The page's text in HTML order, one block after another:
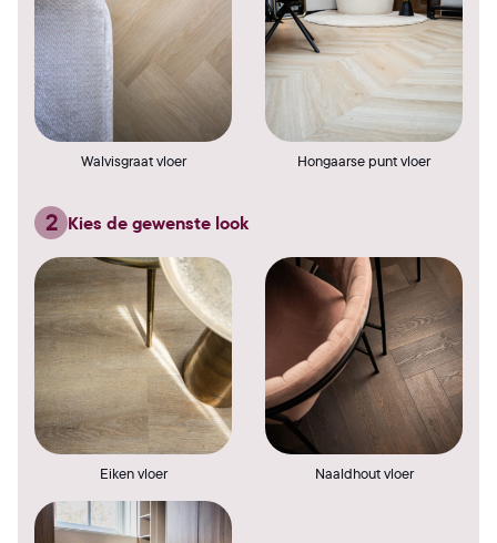
Walvisgraat vloer Hongaarse punt vloer
2 Kies de gewenste look
Eiken vloer Naaldhout vloer